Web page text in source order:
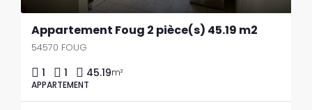
Appartement Foug 2 pièce(s) 45.19 m2
54570 FOUG
1 1 45.19m²
APPARTEMENT